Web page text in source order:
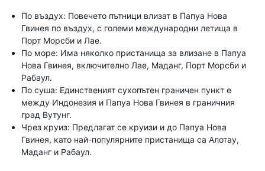
По въздух: Повечето пътници влизат в Папуа Нова
Гвинея по въздух, с големи международни летища в
Порт Морсби и Лае.
По море: Има няколко пристанища за влизане в Папуа
Нова Гвинея, включително Лае, Маданг, Порт Морсби и
Рабаул.
По суша: Единственият сухопътен граничен пункт е
между Индонезия и Папуа Нова Гвинея в граничния
град Вутунг.
Чрез круиз: Предлагат се круизи и до Папуа Нова
Гвинея, като най-популярните пристанища са Алотау,
Маданг и Рабаул.